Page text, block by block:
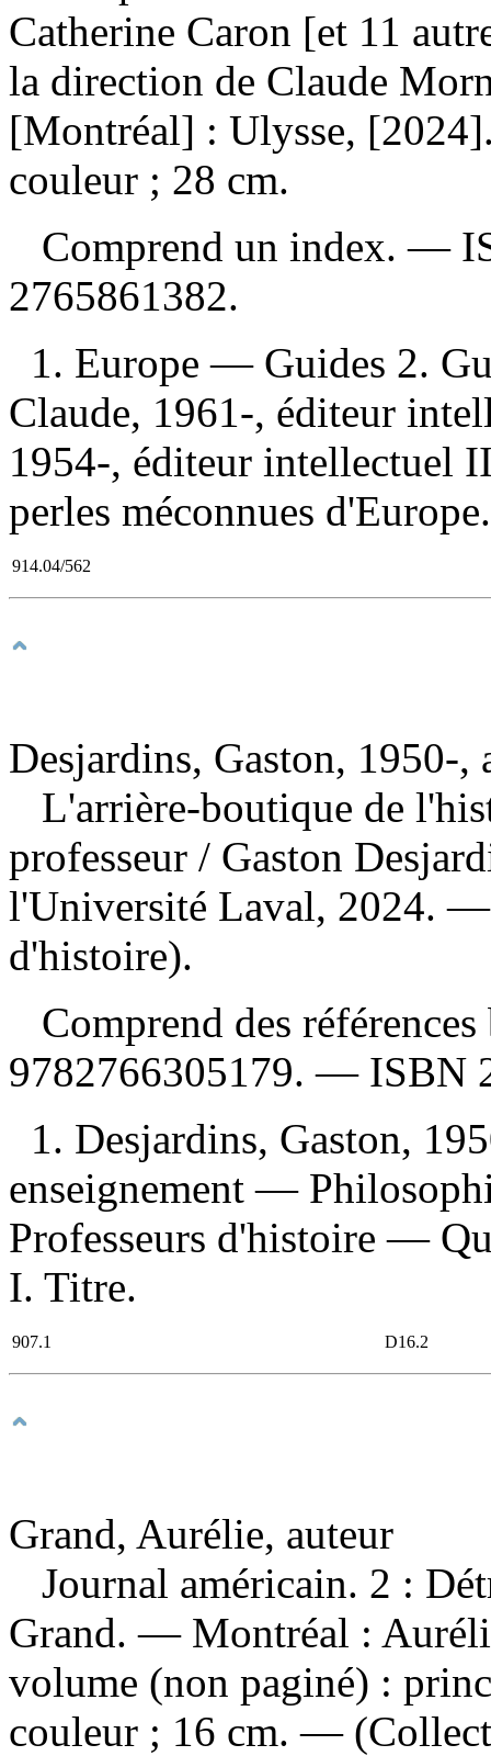
Catherine Caron [et 11
la direction de Claude
[Montréal] : Ulysse,
couleur ; 28 cm.
Comprend un index. —
2765861382.
1. Europe — Guides 2.
Claude, 1961-, éditeur
1954-, éditeur intellectuel
perles méconnues d'Europe.
914.04/562
Desjardins, Gaston, 1950-,
L'arrière-boutique de
professeur / Gaston
l'Université Laval, 2024.
d'histoire).
Comprend des
9782766305179. — ISBN
1. Desjardins, Gaston,
enseignement —
Professeurs d'histoire —
I. Titre.
907.1 D16.2
Grand, Aurélie, auteur
Journal américain. 2 :
Grand. — Montréal :
volume (non paginé) :
couleur ; 16 cm. —